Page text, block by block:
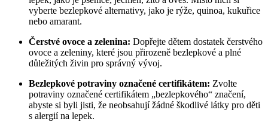
vyberte bezlepkové alternativy, jako je rýže, quinoa, kukuřice
nebo amarant.
Čerstvé ovoce a zelenina: Dopřejte dětem dostatek čerstvého
ovoce a zeleniny, které jsou přirozeně bezlepkové a plné
důležitých živin pro správný vývoj.
Bezlepkové potraviny označené certifikátem: Zvolte
potraviny označené certifikátem „bezlepkového“ značení,
abyste si byli jisti, že neobsahují žádné škodlivé látky pro děti
s alergií na lepek.